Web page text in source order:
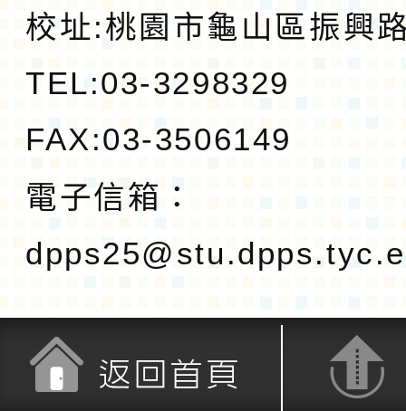
校址:桃園市龜山區振興
TEL:03-3298329
FAX:03-3506149
電子信箱：